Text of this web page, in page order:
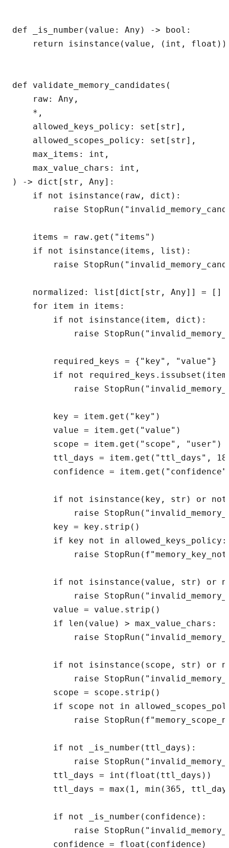
def _is_number(value: Any) -> bool:
return isinstance(value, (int,
def validate_memory_candidates(
    raw: Any,
    *,
    allowed_keys_policy: set[str],
    allowed_scopes_policy: set[str],
    max_items: int,
    max_value_chars: int,
) -> dict[str, Any]:
    if not isinstance(raw, dict):
raise
    items = raw.get("items")
    if not isinstance(items, list):
raise
    normalized: list[dict[str, Any]] = []
    for item in items:
        if not isinstance(item, dict):
raise
        required_keys = {"key", "value"}
if not
raise
        key = item.get("key")
        value = item.get("value")
        scope = item.get("scope", "user")
ttl_days = item.get("ttl_days",
confidence =
if not isinstance(key, str) or
raise
        key = key.strip()
        if key not in allowed_keys_policy:
raise
if not isinstance(value, str) or
raise
        value = value.strip()
        if len(value) > max_value_chars:
raise
if not isinstance(scope, str) or
raise
        scope = scope.strip()
if scope not in
raise
        if not _is_number(ttl_days):
raise
        ttl_days = int(float(ttl_days))
ttl_days = max(1, min(365,
        if not _is_number(confidence):
raise
        confidence = float(confidence)